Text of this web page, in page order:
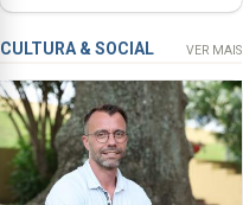
dados
recolhidos
em
tempo
quase
real
e
Açores
CULTURA & SOCIAL VER MAIS